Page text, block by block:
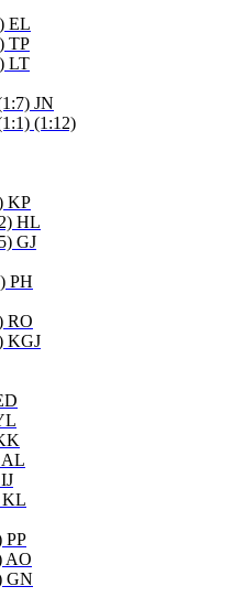
EL
TP
LT
JN
(1:12)
KP
HL
GJ
PH
RO
KGJ
AL
KL
PP
AO
GN